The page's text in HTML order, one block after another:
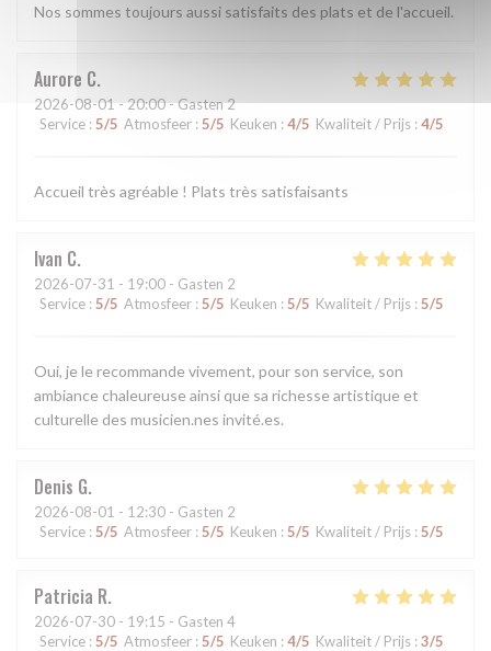
Nos sommes toujours aussi satisfaits des plats et de l'accueil.
Aurore C
2026-08-01 - 20:00 - Gasten 2
Service : 5/5 Atmosfeer : 5/5 Keuken : 4/5 Kwaliteit / Prijs : 4/5
Accueil très agréable ! Plats très satisfaisants
Ivan C
2026-07-31 - 19:00 - Gasten 2
Service : 5/5 Atmosfeer : 5/5 Keuken : 5/5 Kwaliteit / Prijs : 5/5
Oui, je le recommande vivement, pour son service, son
ambiance chaleureuse ainsi que sa richesse artistique et
culturelle des musicien.nes invité.es.
Denis G
2026-08-01 - 12:30 - Gasten 2
Service : 5/5 Atmosfeer : 5/5 Keuken : 5/5 Kwaliteit / Prijs : 5/5
Patricia R
2026-07-30 - 19:15 - Gasten 4
Service : 5/5 Atmosfeer : 5/5 Keuken : 4/5 Kwaliteit / Prijs : 3/5